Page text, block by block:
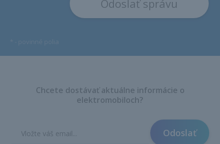
Chcete dostávať aktuálne informácie o
elektromobiloch?
Odoslať